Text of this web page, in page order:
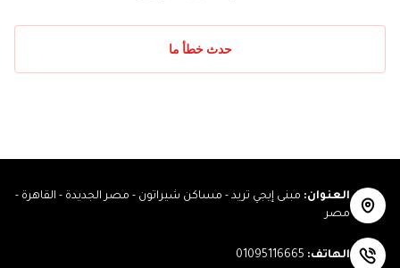
حدث خطأ ما
العنوان: مبنى إيجي تريد - مساكن شيراتون - مصر الجديدة - القاهرة -
مصر
الهاتف:
01095116665